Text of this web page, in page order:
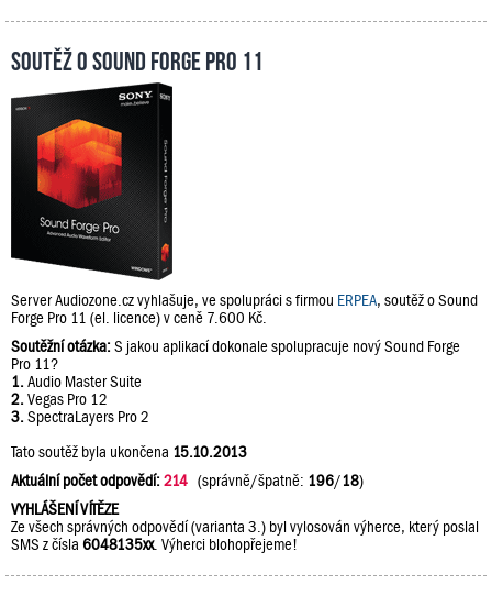
Soutěž o Sound Forge Pro 11
Server Audiozone.cz vyhlašuje, ve spolupráci s firmou ERPEA, soutěž o Sound
Forge Pro 11 (el. licence) v ceně 7.600 Kč.
Soutěžní otázka:S jakou aplikací dokonale spolupracuje nový Sound Forge
Pro 11?
1.Audio Master Suite
2.Vegas Pro 12
3.SpectraLayers Pro 2
Tato soutěž byla ukončena 15.10.2013
Aktuální počet odpovědí:214 (správně/špatně: 196/18)
VYHLÁŠENÍ VÍTĚZE
Ze všech správných odpovědí (varianta 3.) byl vylosován výherce, který poslal
SMS z čísla 6048135xx. Výherci blohopřejeme!